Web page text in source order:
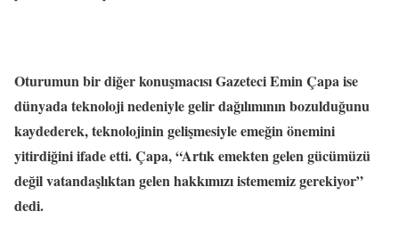
Oturumun bir diğer konuşmacısı Gazeteci Emin Çapa ise
dünyada teknoloji nedeniyle gelir dağılımının bozulduğunu
kaydederek, teknolojinin gelişmesiyle emeğin önemini
yitirdiğini ifade etti. Çapa, “Artık emekten gelen gücümüzü
değil vatandaşlıktan gelen hakkımızı istememiz gerekiyor”
dedi.